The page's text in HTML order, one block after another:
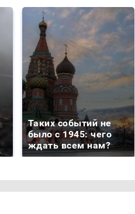
Таких событий не
было с 1945: чего
ждать всем нам?